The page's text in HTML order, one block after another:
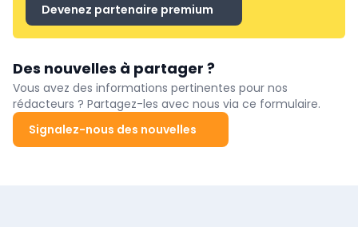
Devenez partenaire premium
Des nouvelles à partager ?
Vous avez des informations pertinentes pour nos
rédacteurs ? Partagez-les avec nous via ce formulaire.
Signalez-nous des nouvelles